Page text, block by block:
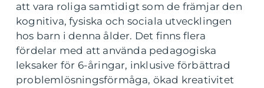
att vara roliga samtidigt som de främjar den
kognitiva, fysiska och sociala utvecklingen
hos barn i denna ålder. Det finns flera
fördelar med att använda pedagogiska
leksaker för 6-åringar, inklusive förbättrad
problemlösningsförmåga, ökad kreativitet